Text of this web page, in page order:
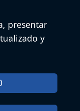
presentar
y